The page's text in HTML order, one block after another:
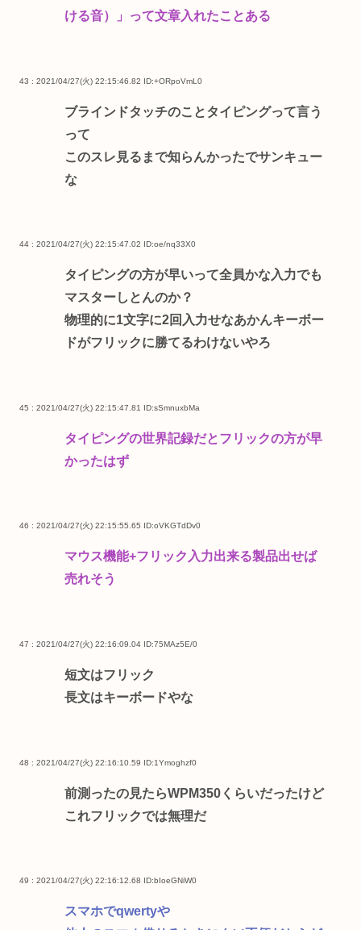
ける音）」って文章入れたことある
43 : 2021/04/27(火) 22:15:46.82 ID:+ORpoVmL0
ブラインドタッチのことタイピングって言う
って
このスレ見るまで知らんかったでサンキュー
な
44 : 2021/04/27(火) 22:15:47.02 ID:oe/nq33X0
タイピングの方が早いって全員かな入力でも
マスターしとんのか？
物理的に1文字に2回入力せなあかんキーボー
ドがフリックに勝てるわけないやろ
45 : 2021/04/27(火) 22:15:47.81 ID:sSmnuxbMa
タイピングの世界記録だとフリックの方が早
かったはず
46 : 2021/04/27(火) 22:15:55.65 ID:oVKGTdDv0
マウス機能+フリック入力出来る製品出せば
売れそう
47 : 2021/04/27(火) 22:16:09.04 ID:75MAz5E/0
短文はフリック
長文はキーボードやな
48 : 2021/04/27(火) 22:16:10.59 ID:1Ymoghzf0
前測ったの見たらWPM350くらいだったけど
これフリックでは無理だ
49 : 2021/04/27(火) 22:16:12.68 ID:bIoeGNiW0
スマホでqwertyや